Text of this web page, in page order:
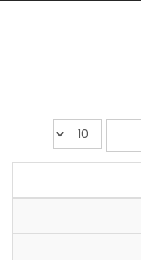
عدد
الإظهارات: